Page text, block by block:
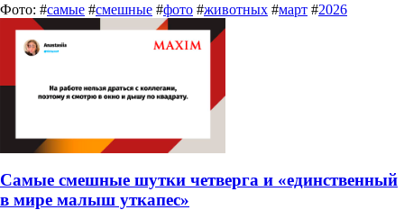
Фото: #самые #смешные #фото #животных #март #2026
Самые смешные шутки четверга и «единственный
в мире малыш уткапес»